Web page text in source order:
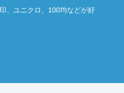
、ユニクロ、100均などが好